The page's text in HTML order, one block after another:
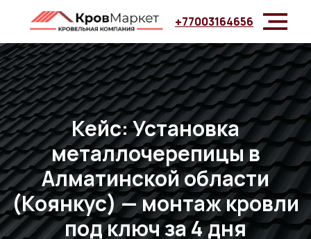
+77003164656
Кейс: Установка
металлочерепицы в
Алматинской области
(Коянкус) — монтаж кровли
под ключ за 4 дня